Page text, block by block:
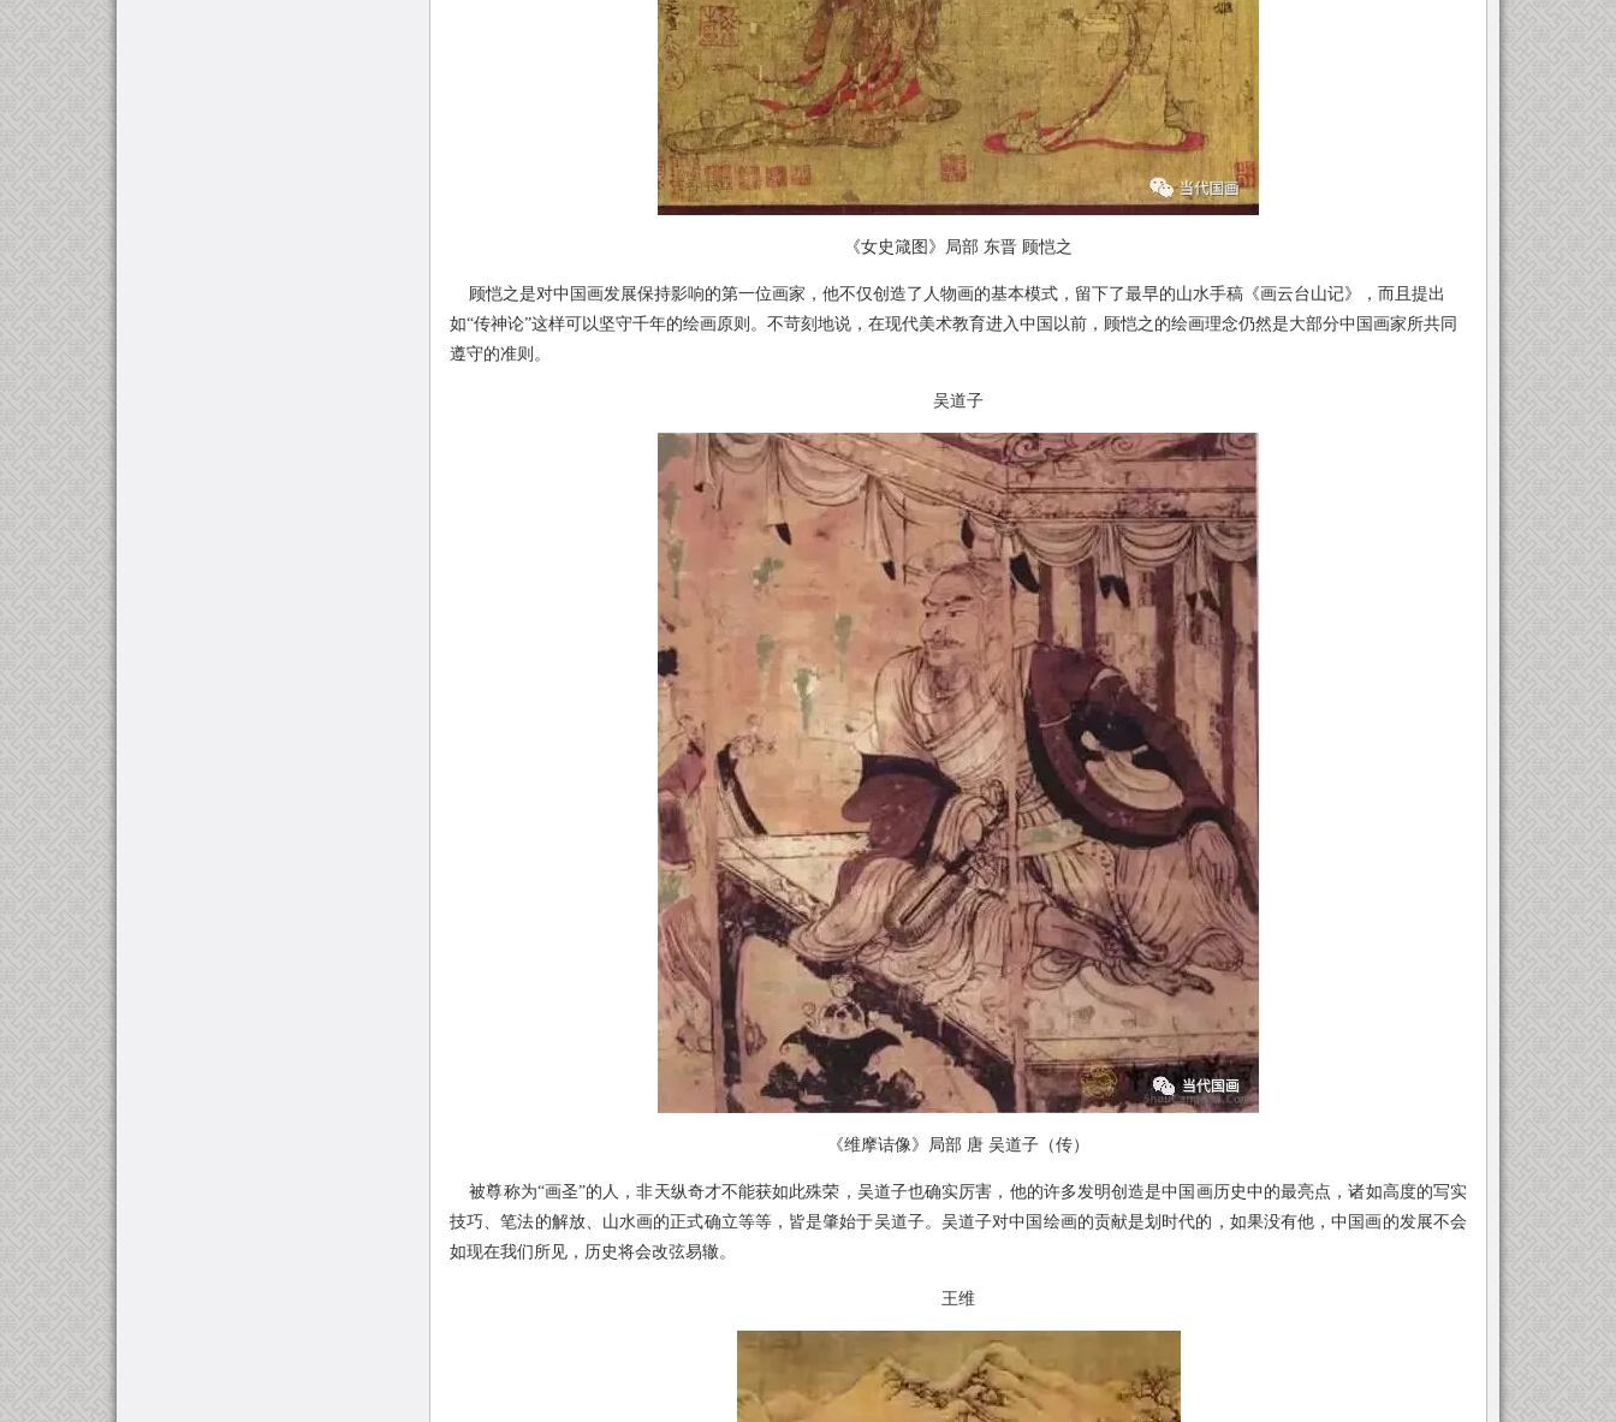
《女史箴图》局部 东晋 顾恺之
顾恺之是对中国画发展保持影响的第一位画家，他不仅创造了人物画的基本模式，留下了最早的山水手稿《画云台山记》，而且提出
如“传神论”这样可以坚守千年的绘画原则。不苛刻地说，在现代美术教育进入中国以前，顾恺之的绘画理念仍然是大部分中国画家所共同
遵守的准则。
吴道子
《维摩诘像》局部 唐 吴道子（传）
被尊称为“画圣”的人，非天纵奇才不能获如此殊荣，吴道子也确实厉害，他的许多发明创造是中国画历史中的最亮点，诸如高度的写实
技巧、笔法的解放、山水画的正式确立等等，皆是肇始于吴道子。吴道子对中国绘画的贡献是划时代的，如果没有他，中国画的发展不会
如现在我们所见，历史将会改弦易辙。
王维